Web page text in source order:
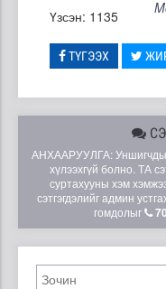
Үзсэн: 1135
ТҮГЭЭХ
АНХААРУУЛГА: Уншигчдын
хүлээхгүй болно. ТА
суртахууны хэм
сэтгэгдэлийг админ
гомдолыг